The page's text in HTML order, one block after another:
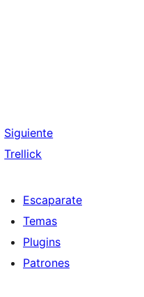
Siguiente
Trellick
Escaparate
Temas
Plugins
Patrones